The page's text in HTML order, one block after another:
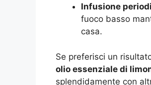
Infusione
fuoco basso
casa.
Se preferisci un
olio essenziale di
splendidamente con